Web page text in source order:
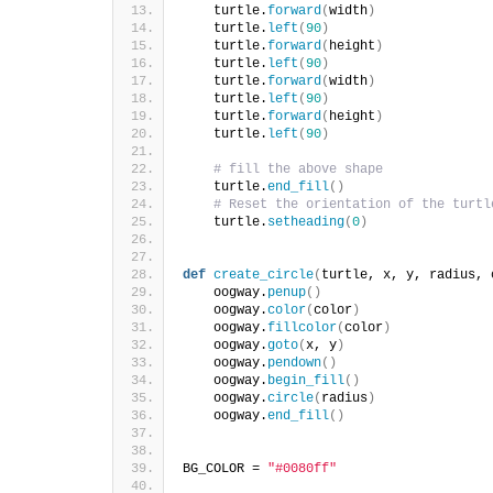
    turtle.
forward (width)
    turtle.
left (90)
    turtle.
forward ( height )
    turtle.
left (90)
    turtle.
forward (width)
    turtle.
left (90)
    turtle.
forward ( height )
    turtle.
left (90)
# fill the above shape
    turtle.
end_fill()
# Reset the orientation of the
    turtle.
setheading(0)
def create_circle( turtle, x, y, radius,
    oogway.
penup()
    oogway.
color(color)
    oogway.
fillcolor(color)
    oogway.
goto(x, y)
    oogway.
pendown()
    oogway.
begin_fill()
    oogway.
circle( radius)
    oogway.
end_fill()
BG_COLOR = "#0080ff"